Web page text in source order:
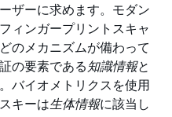
ザーに求めます。モダン
ィンガープリントスキャ
のメカニズムが備わって
の要素である 知識情報と
バイオメトリクスを使用
キーは生体情報に該当し